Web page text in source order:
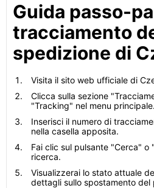
Guida passo-
tracciamento
spedizione di
Visita il sito web ufficiale di
Clicca sulla sezione
"Tracking" nel menu principale.
Inserisci il numero di
nella casella apposita.
Fai clic sul pulsante "Cerca" o
ricerca.
Visualizzerai lo stato attuale
dettagli sullo spostamento del